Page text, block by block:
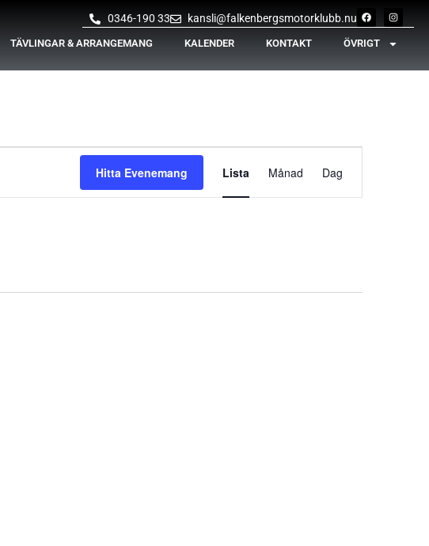
0346-190 33 kansli@falkenbergsmotorklubb.nu
TÄVLINGAR & ARRANGEMANG KALENDER KONTAKT ÖVRIGT
Hitta Evenemang
vynavigering
Lista Månad Dag